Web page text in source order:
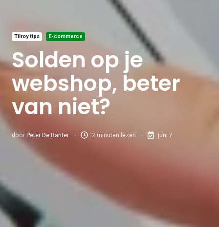
Tilroy tips E-commerce
Solden op je
webshop, beter
van niet?
door Peter De Ranter 2 minuten lezen juni 7